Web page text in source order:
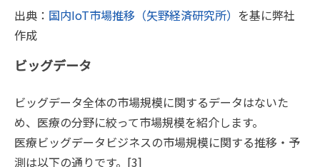
出典： 国内IoT市場推移（矢野経済研究所） を基に弊社
作成
ビッグデータ
ビッグデータ全体の市場規模に関するデータはないた
め、医療の分野に絞って市場規模を紹介します。
医療ビッグデータビジネスの市場規模に関する推移・予
測は以下の通りです。[3]